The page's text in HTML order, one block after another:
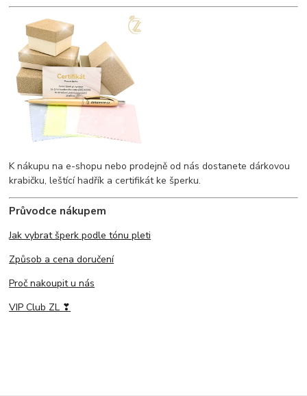
K nákupu na e-shopu nebo prodejně od nás dostanete dárkovou
krabičku, leštící hadřík a certifikát ke šperku.
Průvodce nákupem
Jak vybrat šperk podle tónu pleti
Způsob a cena doručení
Proč nakoupit u nás
VIP Club ZL ❣